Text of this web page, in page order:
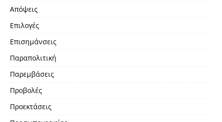
Απόψεις
Επιλογές
Επισημάνσεις
Παραπολιτική
Παρεμβάσεις
Προβολές
Προεκτάσεις